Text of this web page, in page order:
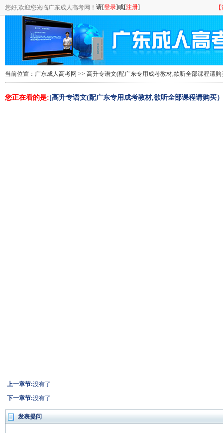
您好,欢迎您光临广东成人高考网！
当前位置： 广东成人高考网 >> 高升专语文(配广东专用成考教材,欲听全部课程请购
您正在看的是: [高升专语文(配广东专用成考教材,欲听全部课程请购买
上一章节:没有了
下一章节:没有了
发表提问